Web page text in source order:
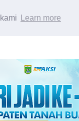
Learn more